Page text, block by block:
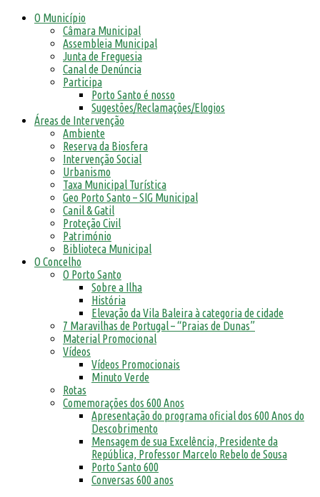
O Município
Câmara Municipal
Assembleia Municipal
Junta de Freguesia
Canal de Denúncia
Participa
Porto Santo é nosso
Sugestões/Reclamações/Elogios
Áreas de Intervenção
Ambiente
Reserva da Biosfera
Intervenção Social
Urbanismo
Taxa Municipal Turística
Geo Porto Santo – SIG Municipal
Canil & Gatil
Proteção Civil
Património
Biblioteca Municipal
O Concelho
O Porto Santo
Sobre a Ilha
História
Elevação da Vila Baleira à categoria de cidade
7 Maravilhas de Portugal – “Praias de Dunas”
Material Promocional
Vídeos
Vídeos Promocionais
Minuto Verde
Rotas
Comemorações dos 600 Anos
Apresentação do programa oficial dos 600 Anos do
Descobrimento
Mensagem de sua Excelência, Presidente da
República, Professor Marcelo Rebelo de Sousa
Porto Santo 600
Conversas 600 anos